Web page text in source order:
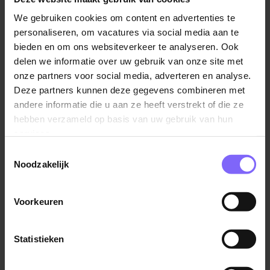
We gebruiken cookies om content en advertenties te
personaliseren, om vacatures via social media aan te
bieden en om ons websiteverkeer te analyseren. Ook
delen we informatie over uw gebruik van onze site met
onze partners voor social media, adverteren en analyse.
Deze partners kunnen deze gegevens combineren met
andere informatie die u aan ze heeft verstrekt of die ze
hebben verzameld op basis van uw gebruik van hun
Noodzakelijk
Voorkeuren
Statistieken
tot 13 jaar
Over Floriva
Binnen RVE Floriva werken we vanuit één
gezamenlijke koers aan krachtige kindcentra waar
opvang en onderwijs geen losse werelden zijn, maar
één doorlopende ontwikkelomgeving. We geloven in
een integrale aanpak waarin kinderen zich optimaal
Onze leidende principes richten zich op:
Een doorgaande ontwikkellijn van 0 tot 13 jaar;
Samenwerking over de grenzen van groepen,
Eigenaarschap bij professionals en kinderen;
Een lerende cultuur waarin reflectie en ontwikkeling